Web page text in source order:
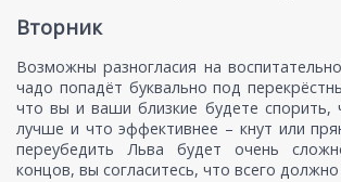
Вторник
Возможны разногласия на
чадо попадёт буквально под
что вы и ваши близкие будете спорить,
лучше и что эффективнее – кнут или
переубедить Льва будет очень
концов, вы согласитесь, что всего